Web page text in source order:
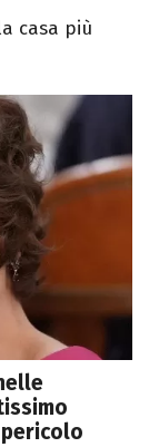
casa più